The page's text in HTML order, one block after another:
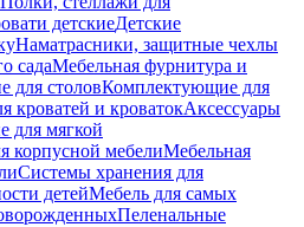
детскиеДетские
Наматрасники, защитные чехлы
садаМебельная фурнитура и
для столовКомплектующие для
кроватей и кроватокАксессуары
для мягкой
корпусной мебелиМебельная
Системы хранения для
детейМебель для самых
Пеленальные